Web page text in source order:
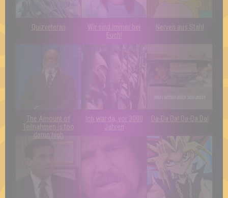
Quizveteran
Wir sind immer bei
Euch!
Nerven aus Stahl
The Amount of
Teilnahmen is too
damn high
Ich war da, vor 3000
Jahren
Da-Da Da! Da-Da Da!